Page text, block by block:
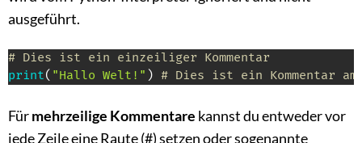
ausgeführt.
# Dies ist ein einzeiliger Kommentar
print( "Hallo Welt!" ) # Dies ist ein Kommentar
Fürmehrzeilige Kommentare kannst du entweder vor
jede Zeile eine Raute (#) setzen oder sogenannte